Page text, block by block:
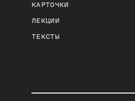
КАРТОЧКИ
ЛЕКЦИИ
ТЕКСТЫ